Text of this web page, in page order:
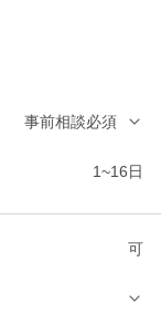
事前相談必須
1~16日
可